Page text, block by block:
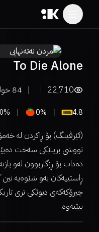
To Die Alone
22,710
84
4.8
0%
0%
(ئێرڤینگ) بۆ ڕاکردن لە
تووشی برینێکی سەخت
دەدات بۆ ڕزگاربوون لەو
ڕاستییەکان بەو شێوەیە
چیرۆکەکەی دیوێکی تری
ببێتەوە.